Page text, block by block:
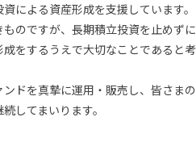
による資産形成を支援しています。
のですが、長期積立投資を止めずに
をするうえで大切なことであると考
ドを真摯に運用・販売し、皆さまの
してまいります。